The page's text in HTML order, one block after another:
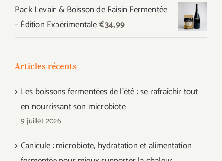
Pack Levain & Boisson de Raisin Fermentée
– Édition Expérimentale€34,99
Articles récents
Les boissons fermentées de l’été : se rafraîchir tout
en nourrissant son microbiote
9 juillet 2026
Canicule : microbiote, hydratation et alimentation